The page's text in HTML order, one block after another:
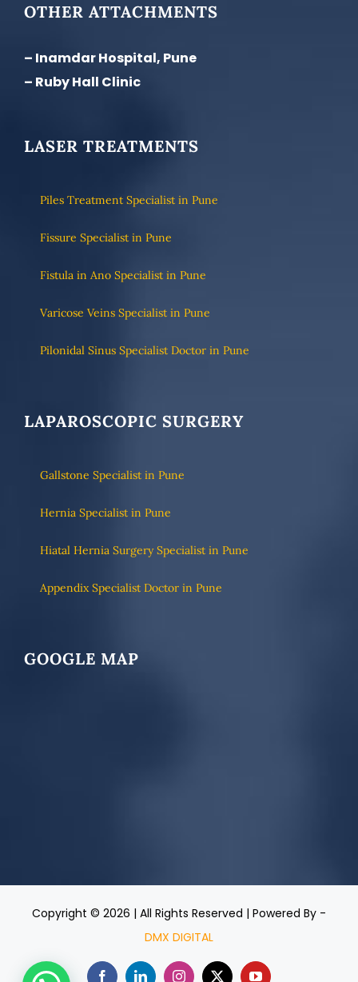
OTHER ATTACHMENTS
– Inamdar Hospital, Pune
– Ruby Hall Clinic
LASER TREATMENTS
Piles Treatment Specialist in Pune
Fissure Specialist in Pune
Fistula in Ano Specialist in Pune
Varicose Veins Specialist in Pune
Pilonidal Sinus Specialist Doctor in Pune
LAPAROSCOPIC SURGERY
Gallstone Specialist in Pune
Hernia Specialist in Pune
Hiatal Hernia Surgery Specialist in Pune
Appendix Specialist Doctor in Pune
GOOGLE MAP
Copyright © 2026 | All Rights Reserved | Powered By -
DMX DIGITAL